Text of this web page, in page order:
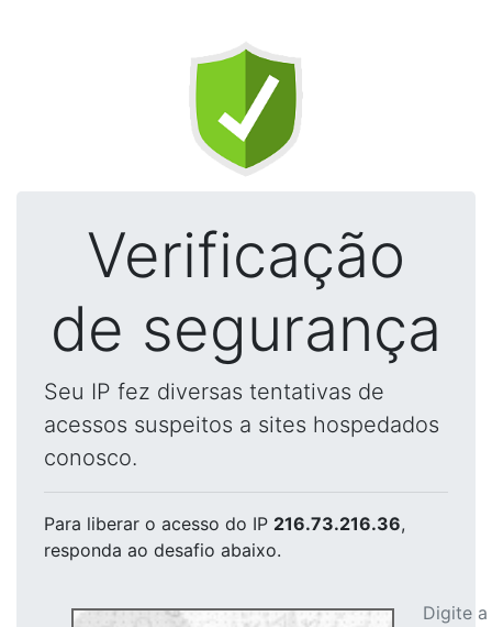
Verificação
de segurança
Seu IP fez diversas tentativas de
acessos suspeitos a sites hospedados
conosco.
Para liberar o acesso do IP 216.73.216.36,
responda ao desafio abaixo.
Digite